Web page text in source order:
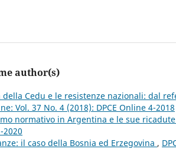
author(s)
Cedu e le resistenze nazionali: dal
Vol. 37 No. 4 (2018): DPCE Online 4-2018
normativo in Argentina e le sue
2020
il caso della Bosnia ed Erzegovina ,